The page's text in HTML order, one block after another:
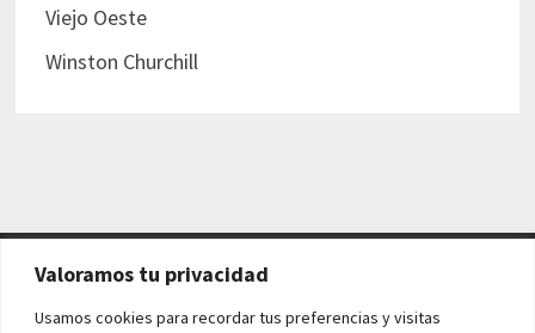
Valoramos tu privacidad
Usamos cookies para recordar tus preferencias y visitas
Viejo Oeste
Winston Churchill
AVISO LEGAL Y POLÍTICAS